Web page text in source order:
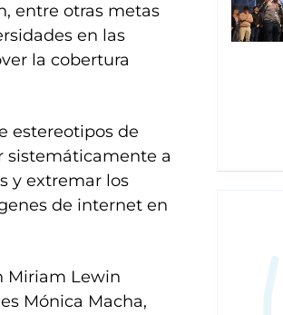
entre otras metas
en las
la cobertura
estereotipos de
sistemáticamente a
y extremar los
de internet en
Miriam Lewin
Mónica Macha,